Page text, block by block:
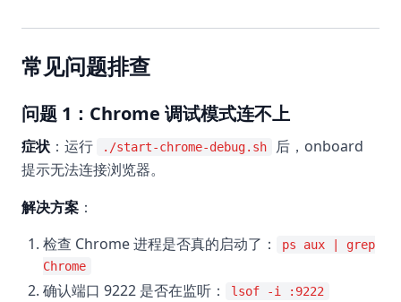
常见问题排查
问题 1：Chrome 调试模式连不上
症状 ：运行 ./start-chrome-debug.sh
后，onboard
提示无法连接浏览器。
解决方案 ：
检查 Chrome 进程是否真的启动了：
ps aux | grep
Chrome
确认端口 9222 是否在监听： lsof -i :9222